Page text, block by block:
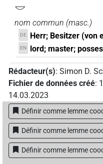
𓎟
nom commun (masc.)
DE Herr; Besitzer (von
EN lord; master;
Rédacteur(s): Simon D.
Fichier de données créé:
14.03.2023
Définir comme lemme
Définir comme lemme
Définir comme lemme